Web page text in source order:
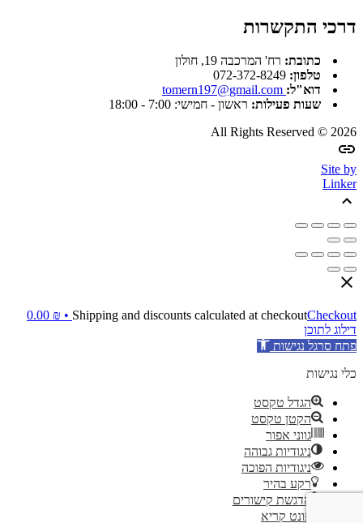
דרכי התקשרות
כתובת: רח' המרכבה 19, חולון
טלפון:
דוא"ל:
שעות פעילות: ראשון - חמישי: 7:00 - 18:00
All Rights Reserved © 2026
Site by
Linker
Shipping and discounts calculated at checkoutCheckout •
0.00 ₪
דילוג לתוכן
פתח סרגל נגישות
כלי נגישות
הגדל טקסט
הקטן טקסט
גווני אפור
ניגודיות גבוהה
ניגודיות הפוכה
רקע בהיר
הדגשת קישורים
פונט קריא